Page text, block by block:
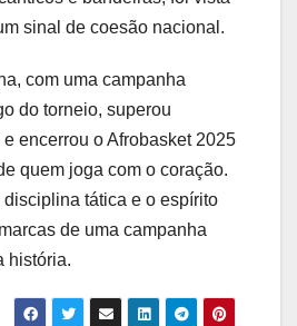
sinal de coesão nacional.
com uma campanha
do torneio, superou
encerrou o Afrobasket 2025
quem joga com o coração.
tática e o espírito
de uma campanha
história.